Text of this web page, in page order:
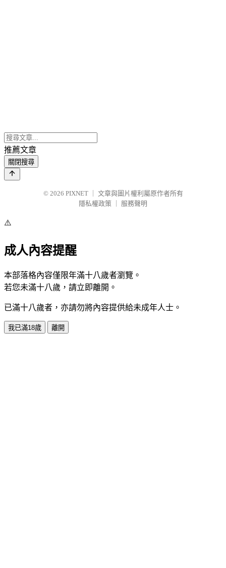
推薦文章
關閉搜尋
© 2026 PIXNET
文章與圖片權利屬原作者所有
隱私權政策
服務聲明
⚠️
成人內容提醒
本部落格內容僅限年滿十八歲者瀏覽。
若您未滿十八歲，請立即離開。
已滿十八歲者，亦請勿將內容提供給未成年人士。
我已滿18歲 離開